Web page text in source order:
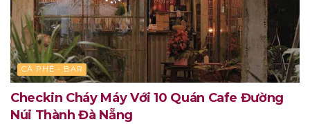
CÀ PHÊ - BAR
Checkin Cháy Máy Với 10 Quán Cafe Đường
Núi Thành Đà Nẵng